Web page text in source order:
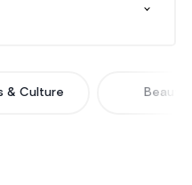
& Culture Beauté